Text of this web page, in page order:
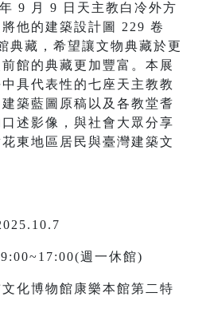
9 月 9 日天主教白冷外方
他的建築設計圖 229 卷
典藏，希望讓文物典藏於更
館的典藏更加豐富。本展
具代表性的七座天主教教
築藍圖原稿以及各教堂耆
述影像，與社會大眾分享
東地區居民與臺灣建築文
週一休館)
化博物館康樂本館第二特